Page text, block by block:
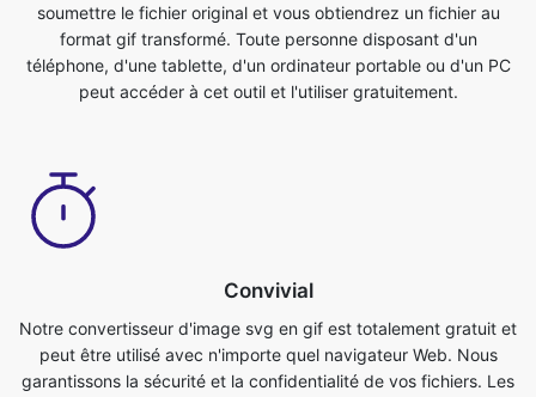
Notre convertisseur d'image svg en gif est totalement gratuit et
peut être utilisé avec n'importe quel navigateur Web. Nous
fichiers sont totalement protégés chez nous et ils sont
automatiquement supprimés après la conversion. Pour
répondre au mieux à vos besoins, les fichiers image sont
convertis sur de puissants serveurs, plus rapides que la plupart